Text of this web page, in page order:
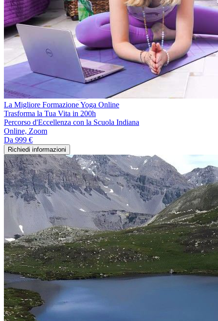
La Migliore Formazione Yoga Online
Trasforma la Tua Vita in 200h
Percorso d'Eccellenza con la Scuola Indiana
Online, Zoom
Da 999 €
Richiedi informazioni